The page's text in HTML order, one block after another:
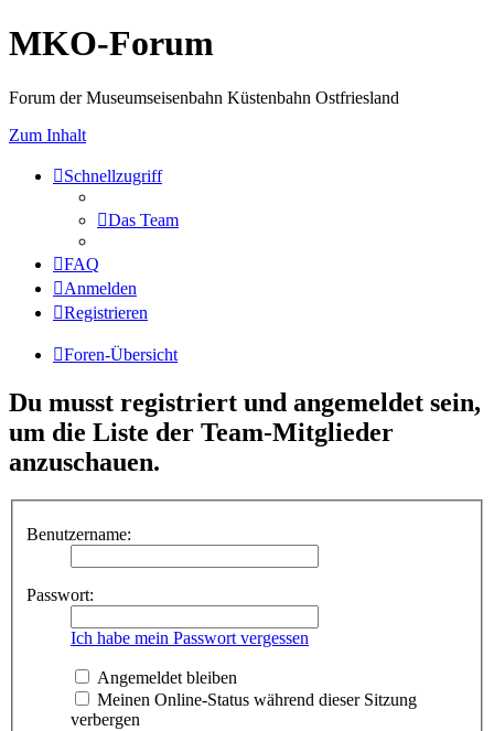
MKO-Forum
Forum der Museumseisenbahn Küstenbahn Ostfriesland
Zum Inhalt
Schnellzugriff
Das Team
FAQ
Anmelden
Registrieren
Foren-Übersicht
Du musst registriert und angemeldet sein,
um die Liste der Team-Mitglieder
anzuschauen.
Benutzername:
Passwort:
Ich habe mein Passwort vergessen
Angemeldet bleiben
Meinen Online-Status während dieser Sitzung
verbergen